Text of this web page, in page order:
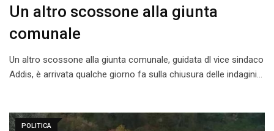
Un altro scossone alla giunta
comunale
Un altro scossone alla giunta comunale, guidata dl vice sindaco
Addis, è arrivata qualche giorno fa sulla chiusura delle indagini…
POLITICA